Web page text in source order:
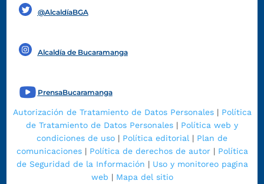
@AlcaldíaBGA
Alcaldía de Bucaramanga
PrensaBucaramanga
Autorización de Tratamiento de Datos Personales| Política
de Tratamiento de Datos Personales | Política web y
condiciones de uso | Política editorial | Plan de
comunicaciones| Política de derechos de autor| Política
de Seguridad de la Información | Uso y monitoreo pagina
web | Mapa del sitio